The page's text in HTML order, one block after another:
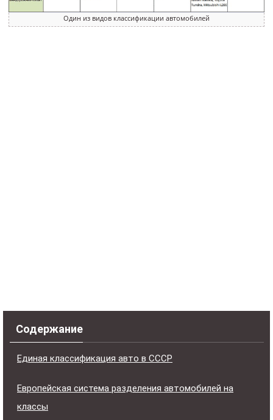
Один из видов классификации автомобилей
Содержание
Единая классификация авто в СССР
Европейская система разделения автомобилей на
классы